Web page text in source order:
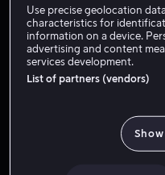
Fra 49 kr
Use precise geolocation
characteristics for
information on a device.
advertising and content
services development.
List of partners (vendors)